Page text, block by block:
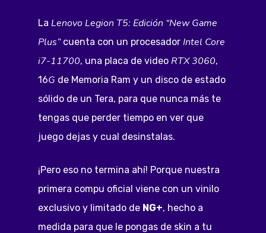
La Lenovo Legion T5: Edición “New Game
Plus”cuenta con un procesador Intel Core
i7-11700, una placa de video RTX 3060,
16G de Memoria Ram y un disco de estado
sólido de un Tera, para que nunca más te
tengas que perder tiempo en ver que
juego dejas y cual desinstalas.
¡Pero eso no termina ahí! Porque nuestra
primera compu oficial viene con un vinilo
exclusivo y limitado de NG+, hecho a
medida para que le pongas de skin a tu